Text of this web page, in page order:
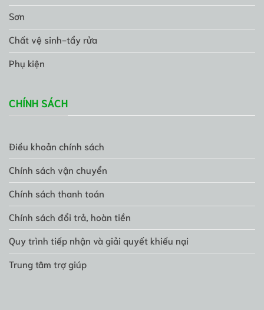
Sơn
Chất vệ sinh-tẩy rửa
Phụ kiện
CHÍNH SÁCH
Điều khoản chính sách
Chính sách vận chuyển
Chính sách thanh toán
Chính sách đổi trả, hoàn tiền
Quy trình tiếp nhận và giải quyết khiếu nại
Trung tâm trợ giúp